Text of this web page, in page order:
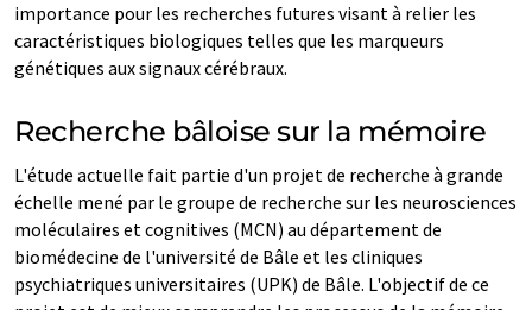
importance pour les recherches futures visant à relier les
caractéristiques biologiques telles que les marqueurs
génétiques aux signaux cérébraux.
Recherche bâloise sur la mémoire
L'étude actuelle fait partie d'un projet de recherche à grande
échelle mené par le groupe de recherche sur les neurosciences
moléculaires et cognitives (MCN) au département de
biomédecine de l'université de Bâle et les cliniques
psychiatriques universitaires (UPK) de Bâle. L'objectif de ce